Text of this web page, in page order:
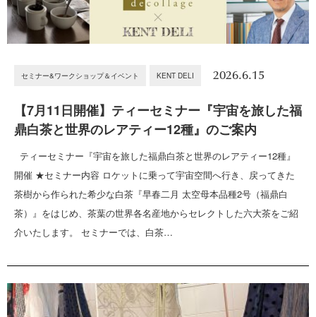
セミナー&ワークショップ＆イベント KENT DELI 2026.6.15
【7月11日開催】ティーセミナー『宇宙を旅した福
鼎白茶と世界のレアティー12種』のご案内
ティーセミナー『宇宙を旅した福鼎白茶と世界のレアティー12種』
開催 ★セミナー内容 ロケットに乗って宇宙空間へ行き、戻ってきた
茶樹から作られた希少な白茶『早春二月 太空母本品種2号（福鼎白
茶）』をはじめ、茶葉の世界各名産地からセレクトした六大茶をご紹
介いたします。 セミナーでは、白茶…